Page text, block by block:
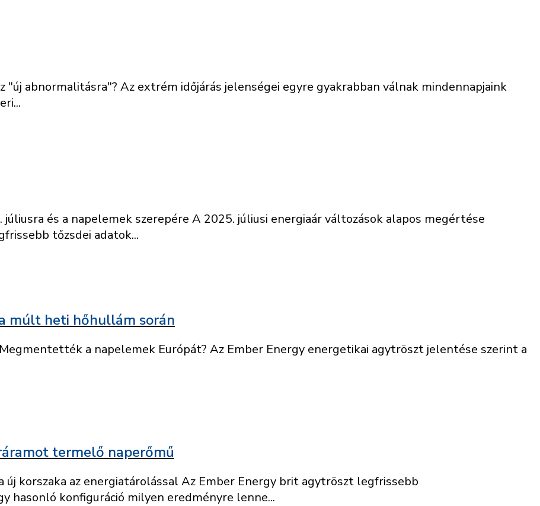
"új abnormalitásra"? Az extrém időjárás jelenségei egyre gyakrabban válnak mindennapjaink
és a napelemek szerepére A 2025. júliusi energiaár változások alapos megértése
tőzsdei adatok...
múlt heti hőhullám során
a napelemek Európát? Az Ember Energy energetikai agytröszt jelentése szerint a
termelő naperőmű
korszaka az energiatárolással Az Ember Energy brit agytröszt legfrissebb
hasonló konfiguráció milyen eredményre lenne...